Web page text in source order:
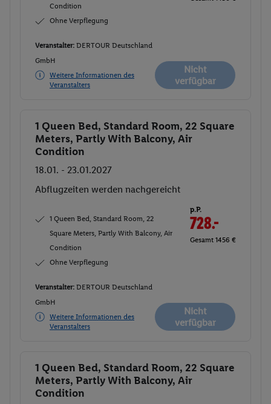
Condition
Ohne Verpflegung
Veranstalter: DERTOUR Deutschland
GmbH
Weitere Informationen des
Veranstalters
Nicht
verfügbar
Buchen
1 Queen Bed, Standard Room, 22 Square
Meters, Partly With Balcony, Air
Condition
18.01. - 23.01.2027
Abflugzeiten werden nachgereicht
1 Queen Bed, Standard Room, 22
Square Meters, Partly With Balcony, Air
Condition
Ohne Verpflegung
p.P.
728.-
Gesamt 1456 €
Veranstalter: DERTOUR Deutschland
GmbH
Weitere Informationen des
Veranstalters
Nicht
verfügbar
Buchen
1 Queen Bed, Standard Room, 22 Square
Meters, Partly With Balcony, Air
Condition